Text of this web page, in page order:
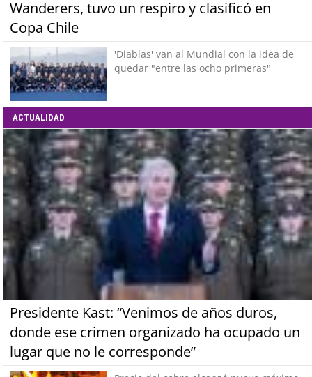
Wanderers, tuvo un respiro y clasificó en
Copa Chile
'Diablas' van al Mundial con la idea de
quedar "entre las ocho primeras"
ACTUALIDAD
Presidente Kast: “Venimos de años duros,
donde ese crimen organizado ha ocupado un
lugar que no le corresponde”